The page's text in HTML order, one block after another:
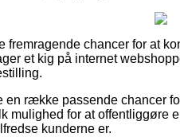
fremragende chancer for at
et kig på internet
en række passende chancer
mulighed for at offentliggøre
kunderne er.